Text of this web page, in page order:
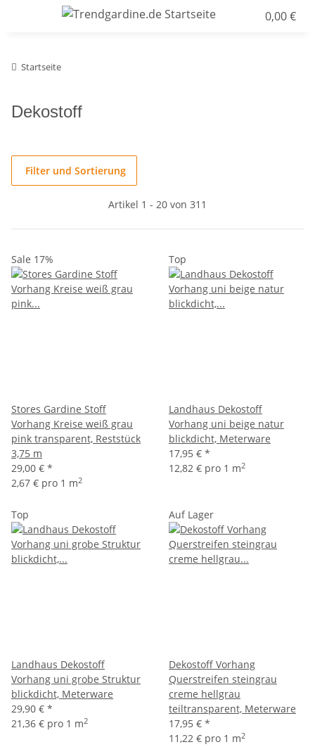
0,00 €
Startseite
Dekostoff
Filter und Sortierung
Artikel 1 - 20 von 311
Sale 17%
Stores Gardine Stoff
Vorhang Kreise weiß grau
pink transparent, Reststück
3,75 m
29,00 € *
2,67 € pro 1 m2
Top
Landhaus Dekostoff
Vorhang uni beige natur
blickdicht, Meterware
17,95 € *
12,82 € pro 1 m2
Top
Landhaus Dekostoff
Vorhang uni grobe Struktur
blickdicht, Meterware
29,90 € *
21,36 € pro 1 m2
Auf Lager
Dekostoff Vorhang
Querstreifen steingrau
creme hellgrau
teiltransparent, Meterware
17,95 € *
11,22 € pro 1 m2